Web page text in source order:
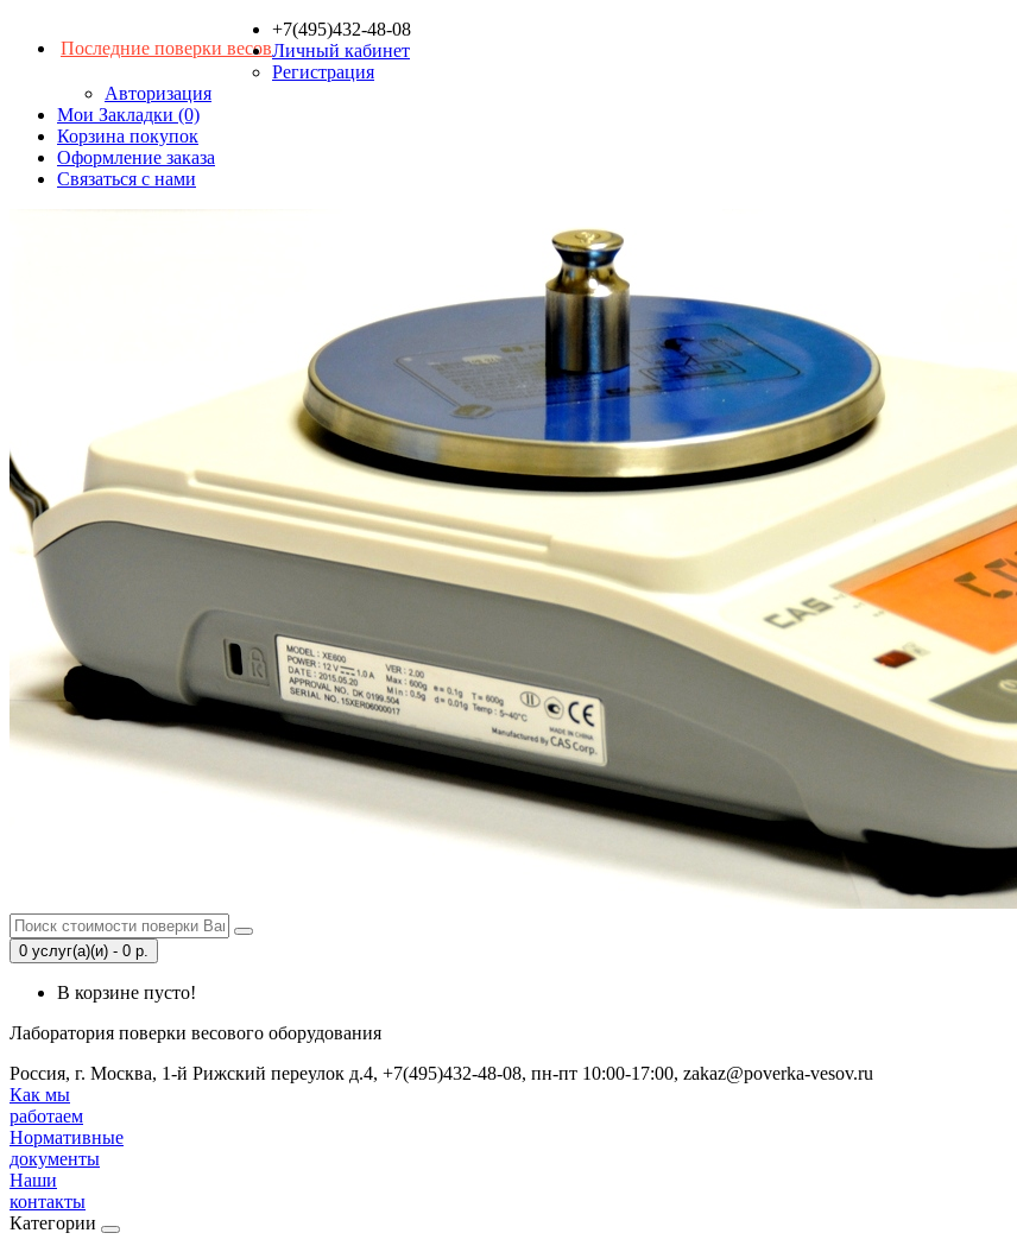
Последние поверки весов
+7(495)432-48-08
Личный кабинет
Регистрация
Авторизация
Мои Закладки (0)
Корзина покупок
Оформление заказа
Связаться с нами
0 услуг(а)(и) - 0 р.
В корзине пусто!
Лаборатория поверки весового оборудования
Россия, г. Москва, 1-й Рижский переулок д.4, +7(495)432-48-08, пн-пт 10:00-17:00, zakaz@poverka-vesov.ru
Как мы
работаем
Нормативные
документы
Наши
контакты
Категории